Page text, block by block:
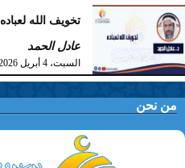
السبت، 4 أبريل 2026 02:51 مـ
تخويف الله لعباده
عادل الحمد
السبت، 4 أبريل 2026
من نحن